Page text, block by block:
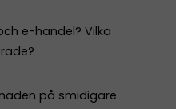
e-handel? Vilka
på smidigare